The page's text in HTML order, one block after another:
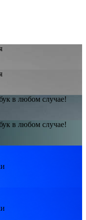
в любом случае!
в любом случае!